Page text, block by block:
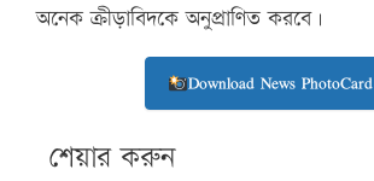
অনেক ক্রীড়াবিদকে অনুপ্রাণিত করবে।
Download News PhotoCard
শেয়ার করুন